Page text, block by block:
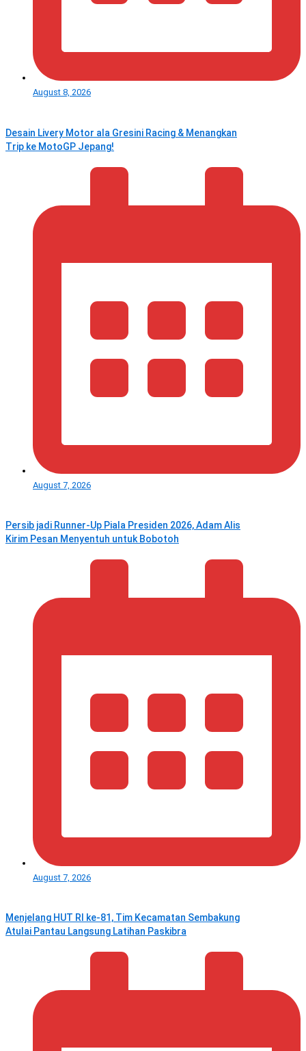
August 8, 2026
Desain Livery Motor ala Gresini Racing & Menangkan
Trip ke MotoGP Jepang!
August 7, 2026
Persib jadi Runner-Up Piala Presiden 2026, Adam Alis
Kirim Pesan Menyentuh untuk Bobotoh
August 7, 2026
Menjelang HUT RI ke‑81, Tim Kecamatan Sembakung
Atulai Pantau Langsung Latihan Paskibra